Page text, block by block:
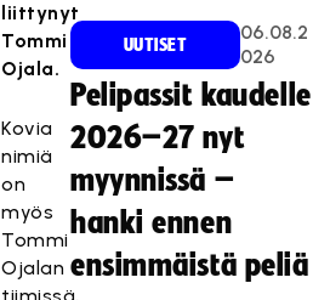
liittynyt
Tommi
Ojala.
Kovia
nimiä
on
myös
Tommi
Ojalan
UUTISET
06.08.2
026
Pelipassit kaudelle
2026–27 nyt
myynnissä –
hanki ennen
ensimmäistä peliä